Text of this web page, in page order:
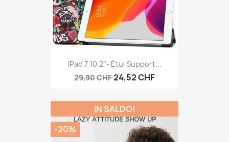
IPad 7 10.2''- Étui Support...
29,90 CHF24,52 CHF
IN SALDO!
-20%